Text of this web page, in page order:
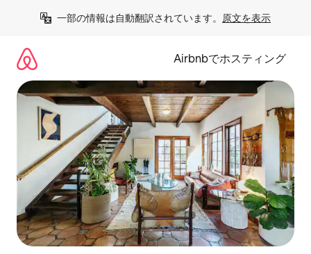
一部の情報は自動翻訳されています。 原文を表示
Airbnbでホスティング